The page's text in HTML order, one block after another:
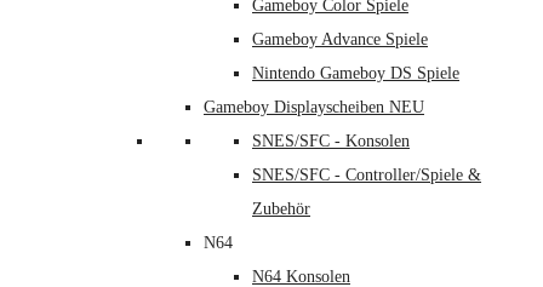
Gameboy Color Spiele
Gameboy Advance Spiele
Nintendo Gameboy DS Spiele
Gameboy Displayscheiben NEU
SNES/SFC - Konsolen
SNES/SFC - Controller/Spiele &
Zubehör
N64
N64 Konsolen